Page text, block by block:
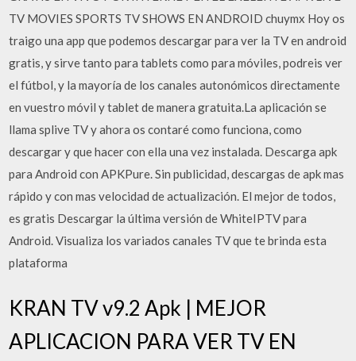
TV MOVIES SPORTS TV SHOWS EN ANDROID chuymx Hoy os
traigo una app que podemos descargar para ver la TV en android
gratis, y sirve tanto para tablets como para móviles, podreis ver
el fútbol, y la mayoría de los canales autonómicos directamente
en vuestro móvil y tablet de manera gratuita.La aplicación se
llama splive TV y ahora os contaré como funciona, como
descargar y que hacer con ella una vez instalada. Descarga apk
para Android con APKPure. Sin publicidad, descargas de apk mas
rápido y con mas velocidad de actualización. El mejor de todos,
es gratis Descargar la última versión de WhiteIPTV para
Android. Visualiza los variados canales TV que te brinda esta
plataforma
KRAN TV v9.2 Apk | MEJOR
APLICACION PARA VER TV EN